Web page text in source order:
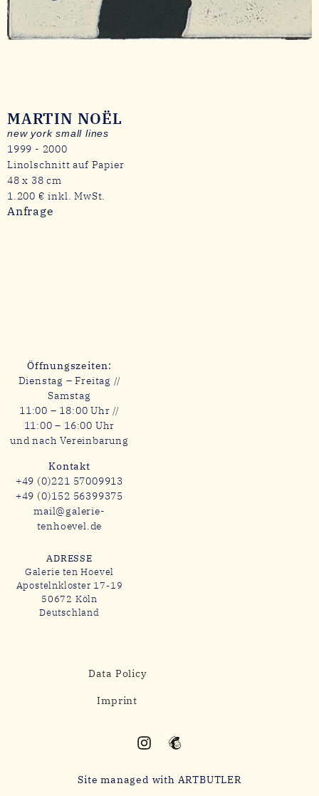
MARTIN NOËL
new york small lines
1999 - 2000
Linolschnitt auf Papier
48 x 38 cm
1.200 € inkl. MwSt.
Anfrage
Öffnungszeiten:
Dienstag – Freitag //
Samstag
11:00 – 18:00 Uhr //
11:00 – 16:00 Uhr
und nach Vereinbarung
Kontakt
+49 (0)221 57009913
+49 (0)152 56399375
mail@galerie-
tenhoevel.de
ADRESSE
Galerie ten Hoevel
Apostelnkloster 17-19
50672 Köln
Deutschland
Data Policy
Imprint
Site managed with ARTBUTLER